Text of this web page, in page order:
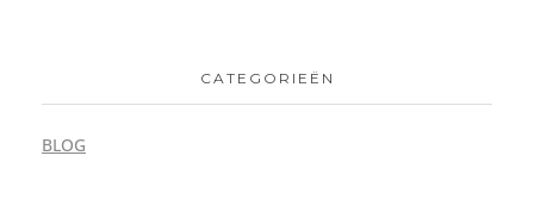
CATEGORIEËN
BLOG